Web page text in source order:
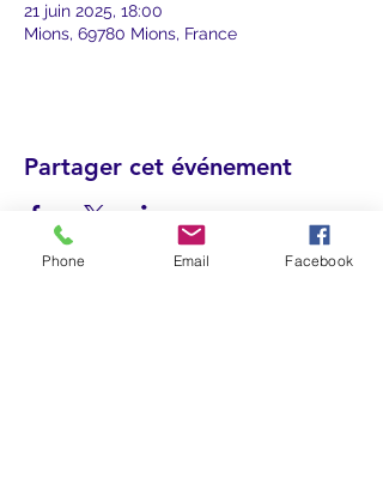
21 juin 2025, 18:00
Mions, 69780 Mions, France
Partager cet événement
Phone Email Facebook